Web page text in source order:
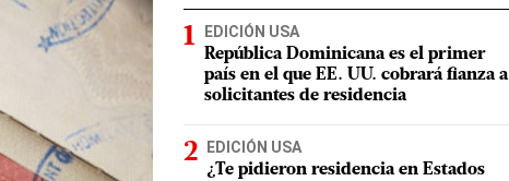
EDICIÓN USA
República Dominicana es el primer
país en el que EE. UU. cobrará fianza a
solicitantes de residencia
EDICIÓN USA
¿Te pidieron residencia en Estados